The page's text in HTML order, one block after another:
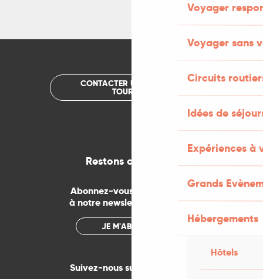
Voyager
Voyager sans
Circuits
Idées de
Expériences à
Grands
Hébergements
Hôtels
CONTACTER UN OFFICE DE
TOURISME
Restons connectés
Abonnez-vous gratuitement
à notre newsletter mensuelle
JE M'ABONNE
Suivez-nous sur les réseaux !